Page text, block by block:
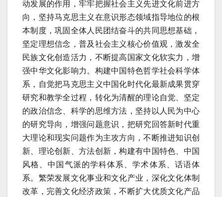
动发展的作用，牢牢把握社会主义先进文化前进方
向，坚持马克思主义在意识形态领域指导地位的根
本制度，巩固全体人民团结奋斗的共同思想基础，
坚定理想信念，普及社会主义核心价值观，激发全
民族文化创造活力，不断提高国家文化软实力，增
强中华文化影响力。构建中国特色哲学社会科学体
系，自觉把马克思主义中国化时代化最新成果贯穿
研究和教学全过程，转化为清醒的理论自觉、坚定
的政治信念、科学的思维方法，坚持以人民为中心
的研究导向，增强问题意识，把研究回答新时代重
大理论和现实问题作为主攻方向，不断推进知识创
新、理论创新、方法创新，构建有中国特色、中国
风格、中国气派的学科体系、学术体系、话语体
系。繁荣发展文化事业和文化产业，深化文化体制
改革，完善文化经济政策，不断扩大优质文化产品